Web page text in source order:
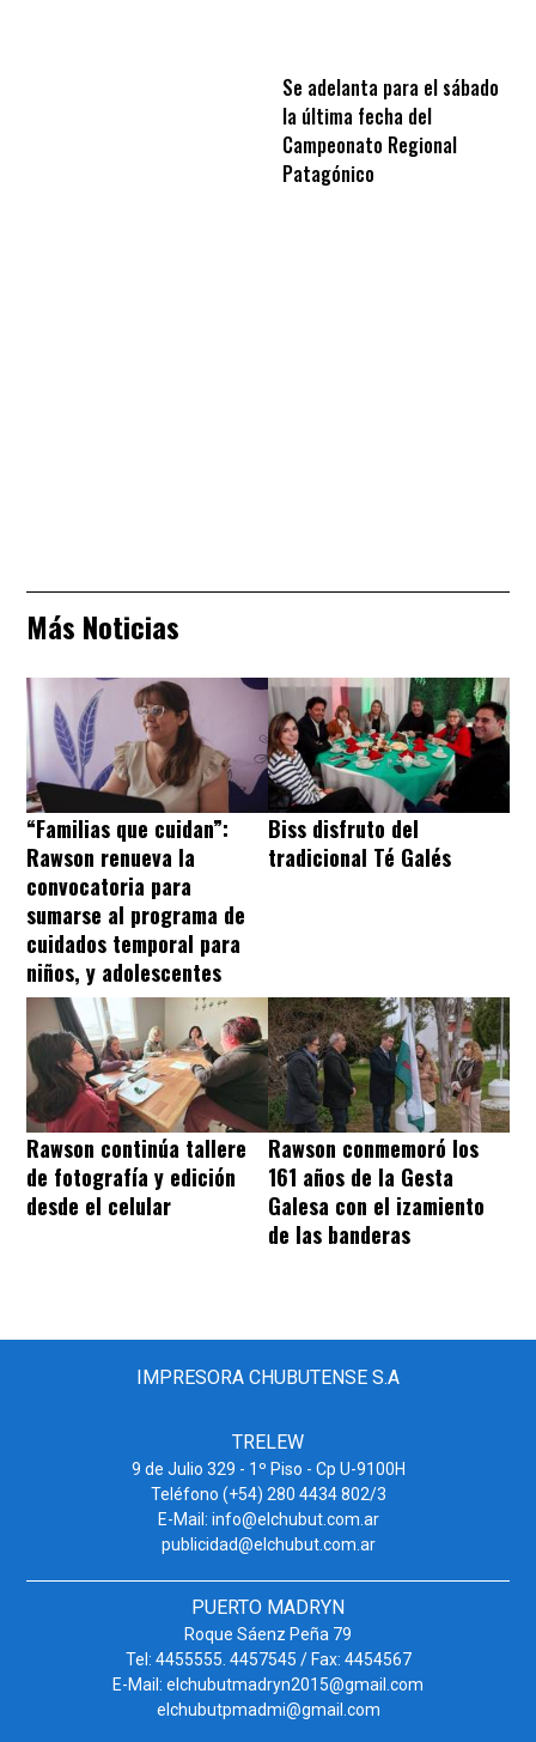
Se adelanta para el sábado
la última fecha del
Campeonato Regional
Patagónico
Más Noticias
“Familias que cuidan”:
Rawson renueva la
convocatoria para
sumarse al programa de
cuidados temporal para
niños, y adolescentes
Biss disfruto del
tradicional Té Galés
Rawson continúa tallere
de fotografía y edición
desde el celular
Rawson conmemoró los
161 años de la Gesta
Galesa con el izamiento
de las banderas
IMPRESORA CHUBUTENSE S.A
TRELEW
9 de Julio 329 - 1º Piso - Cp U-9100H
Teléfono (+54) 280 4434 802/3
E-Mail: info@elchubut.com.ar
publicidad@elchubut.com.ar
PUERTO MADRYN
Roque Sáenz Peña 79
Tel: 4455555. 4457545 / Fax: 4454567
E-Mail: elchubutmadryn2015@gmail.com
elchubutpmadmi@gmail.com